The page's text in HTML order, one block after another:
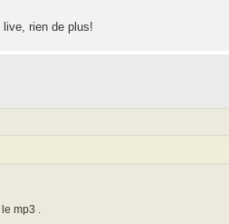
rien de plus!
mp3 .